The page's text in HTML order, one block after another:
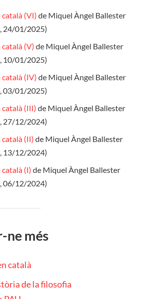
català (VI) de Miquel Àngel Ballester
, 24/01/2025)
(V) de Miquel Àngel Ballester
, 10/01/2025)
català (IV) de Miquel Àngel Ballester
, 03/01/2025)
català (III) de Miquel Àngel Ballester
, 27/12/2024)
català (II) de Miquel Àngel Ballester
, 13/12/2024)
(I) de Miquel Àngel Ballester
, 06/12/2024)
ne més
català
de la filosofia